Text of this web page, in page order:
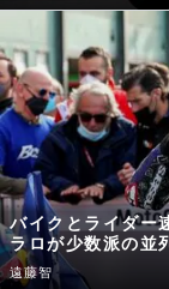
バイクとライダー
ラロが少数派の並
遠藤智